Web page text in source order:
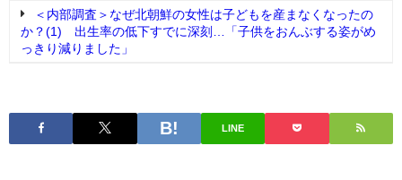
＜内部調査＞なぜ北朝鮮の女性は子どもを産まなくなったの
か？(1) 出生率の低下すでに深刻…「子供をおんぶする姿がめ
っきり減りました」
LINE